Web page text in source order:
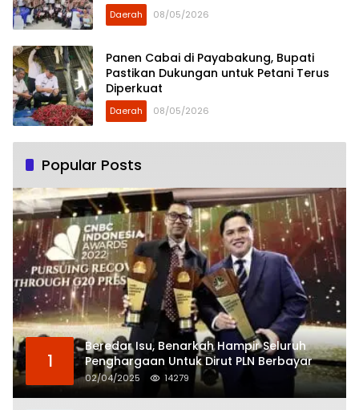
Daerah 08/05/2026
Panen Cabai di Payabakung, Bupati
Pastikan Dukungan untuk Petani Terus
Diperkuat
Daerah 08/05/2026
Popular Posts
1
Beredar Isu, Benarkah Hampir Seluruh
Penghargaan Untuk Dirut PLN Berbayar
02/04/2025 14279